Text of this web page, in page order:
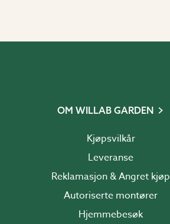
OM WILLAB GARDEN
Kjøpsvilkår
Leveranse
Reklamasjon & Angret kjøp
Autoriserte montører
Hjemmebesøk